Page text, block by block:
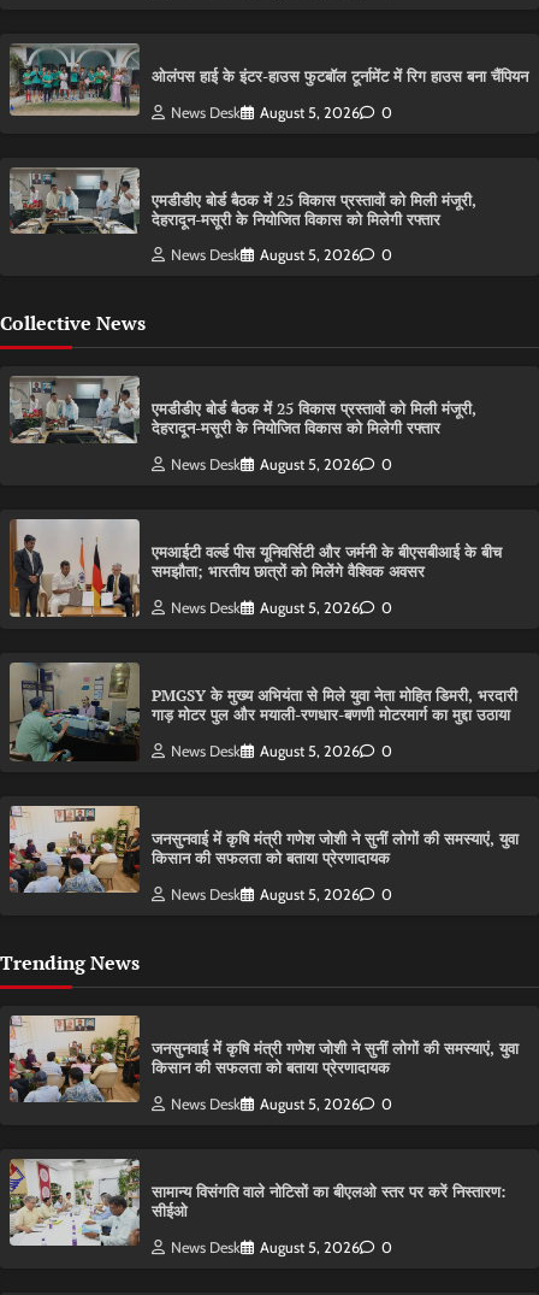
ओलंपस हाई के इंटर-हाउस फुटबॉल टूर्नामेंट में रिग हाउस बना चैंपियन
News Desk August 5, 2026 0
एमडीडीए बोर्ड बैठक में 25 विकास प्रस्तावों को मिली मंजूरी,
देहरादून-मसूरी के नियोजित विकास को मिलेगी रफ्तार
News Desk August 5, 2026 0
Collective News
एमडीडीए बोर्ड बैठक में 25 विकास प्रस्तावों को मिली मंजूरी,
देहरादून-मसूरी के नियोजित विकास को मिलेगी रफ्तार
News Desk August 5, 2026 0
एमआईटी वर्ल्ड पीस यूनिवर्सिटी और जर्मनी के बीएसबीआई के बीच
समझौता; भारतीय छात्रों को मिलेंगे वैश्विक अवसर
News Desk August 5, 2026 0
PMGSY के मुख्य अभियंता से मिले युवा नेता मोहित डिमरी, भरदारी
गाड़ मोटर पुल और मयाली-रणधार-बणणी मोटरमार्ग का मुद्दा उठाया
News Desk August 5, 2026 0
जनसुनवाई में कृषि मंत्री गणेश जोशी ने सुनीं लोगों की समस्याएं, युवा
किसान की सफलता को बताया प्रेरणादायक
News Desk August 5, 2026 0
Trending News
जनसुनवाई में कृषि मंत्री गणेश जोशी ने सुनीं लोगों की समस्याएं, युवा
किसान की सफलता को बताया प्रेरणादायक
News Desk August 5, 2026 0
सामान्य विसंगति वाले नोटिसों का बीएलओ स्तर पर करें निस्तारण:
सीईओ
News Desk August 5, 2026 0